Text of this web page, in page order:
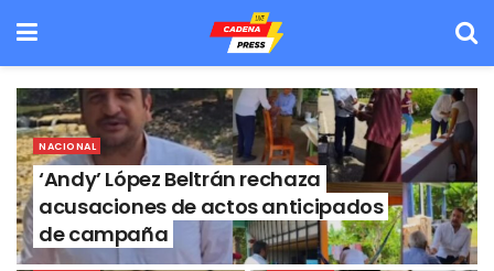
NACIONAL
‘Andy’ López Beltrán rechaza
acusaciones de actos anticipados
de campaña